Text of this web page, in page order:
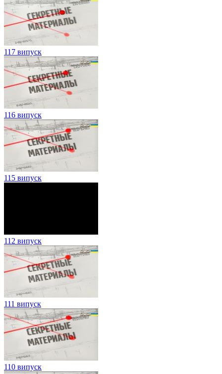
117 випуск
116 випуск
115 випуск
112 випуск
111 випуск
110 випуск